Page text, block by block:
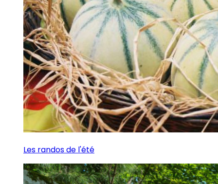
Les randos de l'été